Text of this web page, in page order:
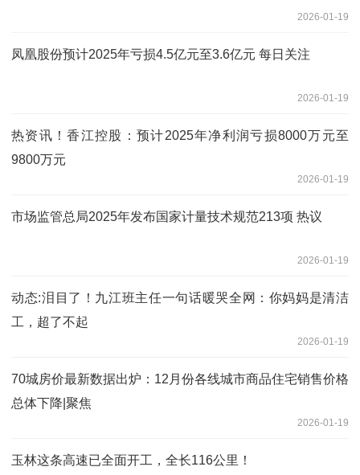
2026-01-19
凤凰股份预计2025年亏损4.5亿元至3.6亿元 每日关注
2026-01-19
热资讯！香江控股：预计2025年净利润亏损8000万元至
9800万元
2026-01-19
市场监管总局2025年发布国家计量技术规范213项 热议
2026-01-19
动态:泪目了！九江班主任一句话暖哭全网：你妈妈是清洁
工，超了不起
2026-01-19
70城房价最新数据出炉：12月份各线城市商品住宅销售价格
总体下降|聚焦
2026-01-19
玉林这条高速已全面开工，全长116公里！